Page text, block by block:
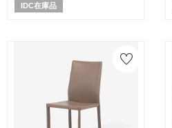
IDC在庫品